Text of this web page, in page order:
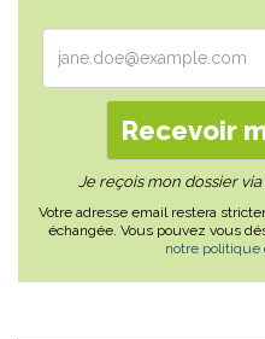
Je reçois mon dossier
Votre adresse email restera
échangée. Vous pouvez vous
notre politique